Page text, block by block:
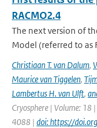
RACMO2.4
The next version of
Model (referred to as
Christiaan T. van Dalum,
Maurice van Tiggelen,
Lambertus H. van Ulft,
Cryosphere | Volume: 18
4088 | doi: https://